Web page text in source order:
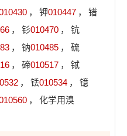
， 钾010447 ，
镨
， 钐010470 ，
钪
， 钠010485 ，
硫
， 碲010517 ，
铽
， 铥010534 ，
镱
，
化学用溴